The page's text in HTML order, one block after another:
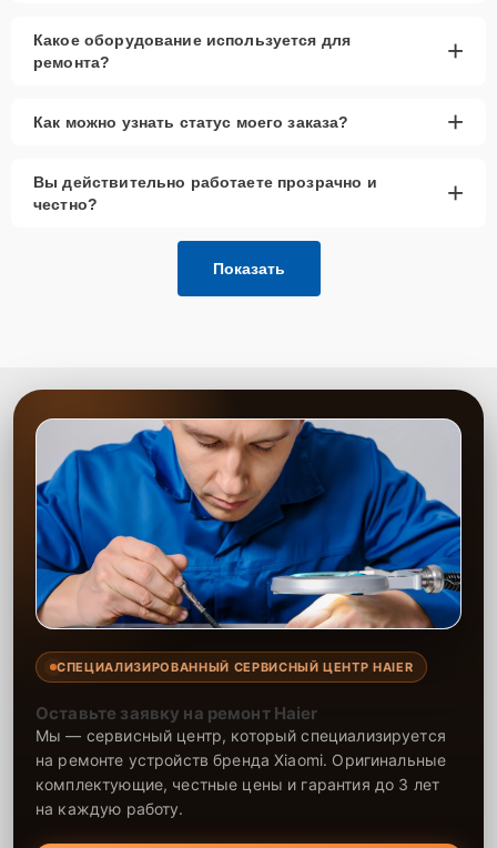
Какое оборудование используется для
ремонта?
+
Как можно узнать статус моего заказа? +
Вы действительно работаете прозрачно и
честно?
+
Показать
СПЕЦИАЛИЗИРОВАННЫЙ СЕРВИСНЫЙ ЦЕНТР HAIER
Оставьте заявку на ремонт Haier
Мы — сервисный центр, который специализируется
на ремонте устройств бренда Xiaomi. Оригинальные
комплектующие, честные цены и гарантия до 3 лет
на каждую работу.